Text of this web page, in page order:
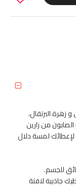
زهرة البرتقال،
من زارين
لمسة دلال
للجسم.
جاذبية لافتة